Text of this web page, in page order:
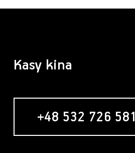
Kasy kina
+48 532 726 581